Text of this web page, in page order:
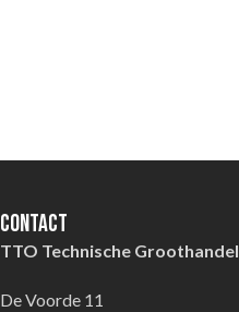
Contact
TTO Technische Groothandel
De Voorde 11